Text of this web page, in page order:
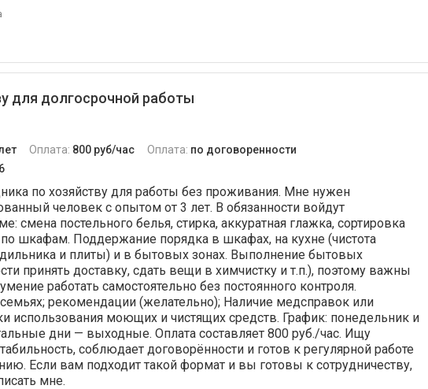
для долгосрочной работы
Оплата: 800 руб/час Оплата: по договоренности
по хозяйству для работы без проживания. Мне нужен
человек с опытом от 3 лет. В обязанности войдут
смена постельного белья, стирка, аккуратная глажка, сортировка
шкафам. Поддержание порядка в шкафах, на кухне (чистота
и плиты) и в бытовых зонах. Выполнение бытовых
принять доставку, сдать вещи в химчистку и т.п.), поэтому важны
работать самостоятельно без постоянного контроля.
рекомендации (желательно); Наличие медсправок или
использования моющих и чистящих средств. График: понедельник и
дни — выходные. Оплата составляет 800 руб./час. Ищу
соблюдает договорённости и готов к регулярной работе
Если вам подходит такой формат и вы готовы к сотрудничеству,
мне.